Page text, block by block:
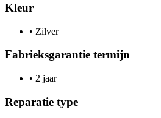
Kleur
• Zilver
Fabrieksgarantie termijn
• 2 jaar
Reparatie type